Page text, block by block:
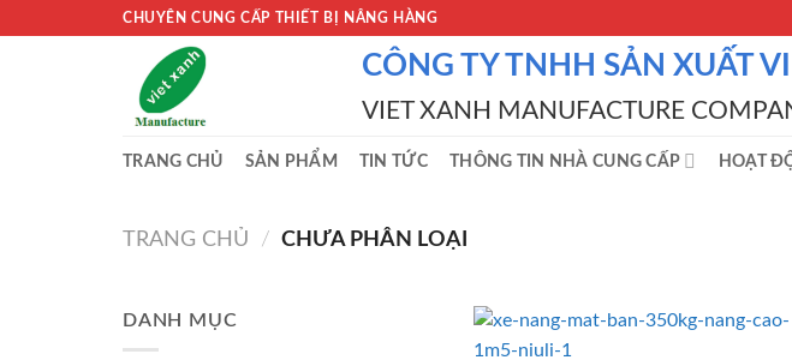
CHUYÊN CUNG CẤP THIẾT BỊ NÂNG HÀNG
CÔNG TY TNHH SẢN XUẤT
VIET XANH MANUFACTURE
TRANG CHỦ SẢN PHẨM TIN TỨC THÔNG TIN NHÀ CUNG CẤP HOẠT
TRANG CHỦ / CHƯA PHÂN LOẠI
DANH MỤC